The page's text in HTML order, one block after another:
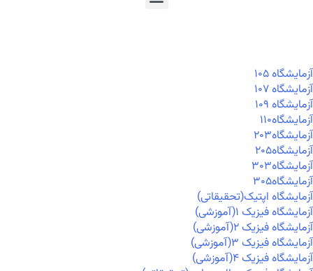
آزمايشگاه ۱۰۵
آزمايشگاه ۱۰۷
آزمايشگاه ۱۰۹
آزمايشگاه۱۱۰
آزمايشگاه۲۰۳
آزمايشگاه۲۰۵
آزمايشگاه۳۰۳
آزمايشگاه۳۰۵
آزمایشگاه اپتیک(تحقیقاتی)
آزمایشگاه فیزیک ۱(آموزشی)
آزمایشگاه فیزیک ۲(آموزشی)
آزمایشگاه فیزیک ۳(آموزشی)
آزمایشگاه فیزیک ۴(آموزشی)